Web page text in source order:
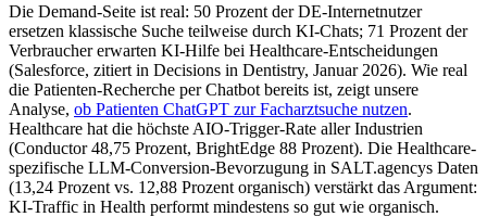
Die Demand-Seite ist real: 50 Prozent der DE-Internetnutzer
ersetzen klassische Suche teilweise durch KI-Chats; 71 Prozent der
Verbraucher erwarten KI-Hilfe bei Healthcare-Entscheidungen
(Salesforce, zitiert in Decisions in Dentistry, Januar 2026). Wie real
die Patienten-Recherche per Chatbot bereits ist, zeigt unsere
Analyse, ob Patienten ChatGPT zur Facharztsuche nutzen.
Healthcare hat die höchste AIO-Trigger-Rate aller Industrien
(Conductor 48,75 Prozent, BrightEdge 88 Prozent). Die Healthcare-
spezifische LLM-Conversion-Bevorzugung in SALT.agencys Daten
(13,24 Prozent vs. 12,88 Prozent organisch) verstärkt das Argument:
KI-Traffic in Health performt mindestens so gut wie organisch.